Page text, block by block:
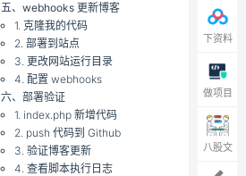
五、webhooks 更新博客
1. 克隆我的代码
2. 部署到站点
3. 更改网站运行目录
4. 配置 webhooks
六、部署验证
1. index.php 新增代码
2. push 代码到 Github
3. 验证博客更新
4. 查看脚本执行日志
下资料
做项目
八股文